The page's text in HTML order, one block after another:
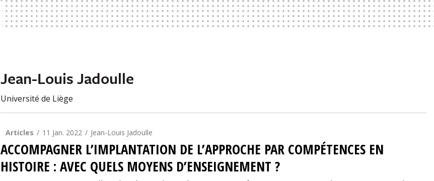
Jean-Louis Jadoulle
Université de Liège
Articles 11 Jan. 2022 Jean-Louis Jadoulle
ACCOMPAGNER L’IMPLANTATION DE L’APPROCHE PAR COMPÉTENCES EN
HISTOIRE : AVEC QUELS MOYENS D’ENSEIGNEMENT ?